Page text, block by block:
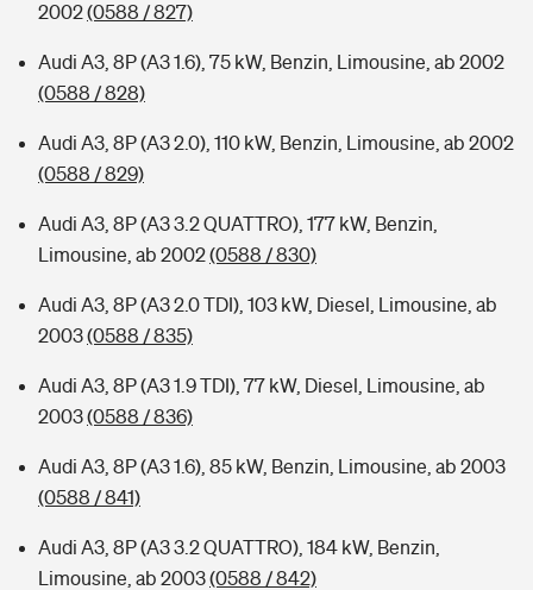
2002(0588 / 827)
Audi A3, 8P (A3 1.6), 75 kW, Benzin, Limousine, ab 2002
(0588 / 828)
Audi A3, 8P (A3 2.0), 110 kW, Benzin, Limousine, ab 2002
(0588 / 829)
Audi A3, 8P (A3 3.2 QUATTRO), 177 kW, Benzin,
Limousine, ab 2002(0588 / 830)
Audi A3, 8P (A3 2.0 TDI), 103 kW, Diesel, Limousine, ab
2003(0588 / 835)
Audi A3, 8P (A3 1.9 TDI), 77 kW, Diesel, Limousine, ab
2003(0588 / 836)
Audi A3, 8P (A3 1.6), 85 kW, Benzin, Limousine, ab 2003
(0588 / 841)
Audi A3, 8P (A3 3.2 QUATTRO), 184 kW, Benzin,
Limousine, ab 2003(0588 / 842)